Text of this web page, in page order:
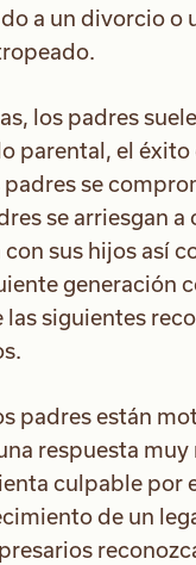
a un divorcio o
los padres
parental, el
se
se arriesgan
sus hijos así
generación
siguientes
padres están
respuesta
culpable
de un